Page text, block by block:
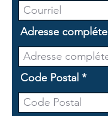
Adresse compléte
Code Postal